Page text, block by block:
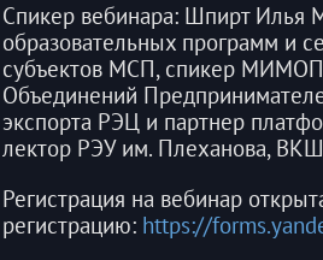
Спикер вебинара: Шпирт Илья
образовательных программ и
субъектов МСП, спикер
Объединений
экспорта РЭЦ и партнер
лектор РЭУ им. Плеханова,
Регистрация на вебинар
регистрацию: https://